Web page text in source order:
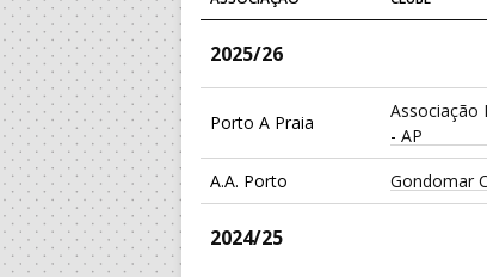
2025/26
Porto A Praia
Associação
- AP
A.A. Porto Gondomar
2024/25